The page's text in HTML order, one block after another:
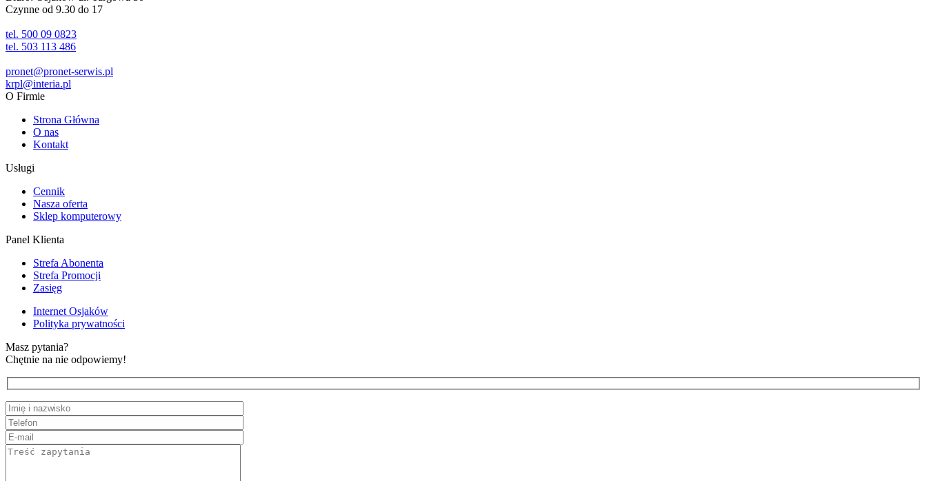
Czynne od 9.30 do 17
tel. 500 09 0823
tel. 503 113 486
pronet@pronet-serwis.pl
krpl@interia.pl
O Firmie
Strona Główna
O nas
Kontakt
Usługi
Cennik
Nasza oferta
Sklep komputerowy
Panel Klienta
Strefa Abonenta
Strefa Promocji
Zasięg
Internet Osjaków
Polityka prywatności
Masz pytania?
Chętnie na nie odpowiemy!